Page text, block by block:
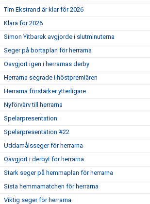
Tim Ekstrand är klar för 2026
Klara för 2026
Simon Yitbarek avgjorde i slutminuterna
Seger på bortaplan för herrarna
Oavgjort igen i herrarnas derby
Herrarna segrade i höstpremiären
Herrarna förstärker ytterligare
Nyförvärv till herrarna
Spelarpresentation
Spelarpresentation #22
Uddamålsseger för herrarna
Oavgjort i derbyt för herrarna
Stark seger på hemmaplan för herrarna
Sista hemmamatchen för herrarna
Viktig seger för herrarna